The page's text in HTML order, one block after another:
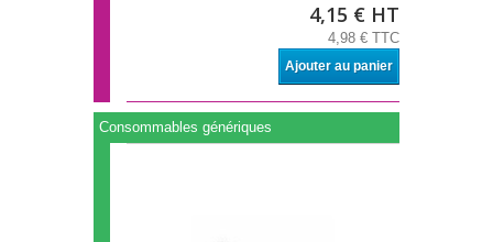
4,15 € HT
4,98 € TTC
Ajouter au panier
Consommables génériques